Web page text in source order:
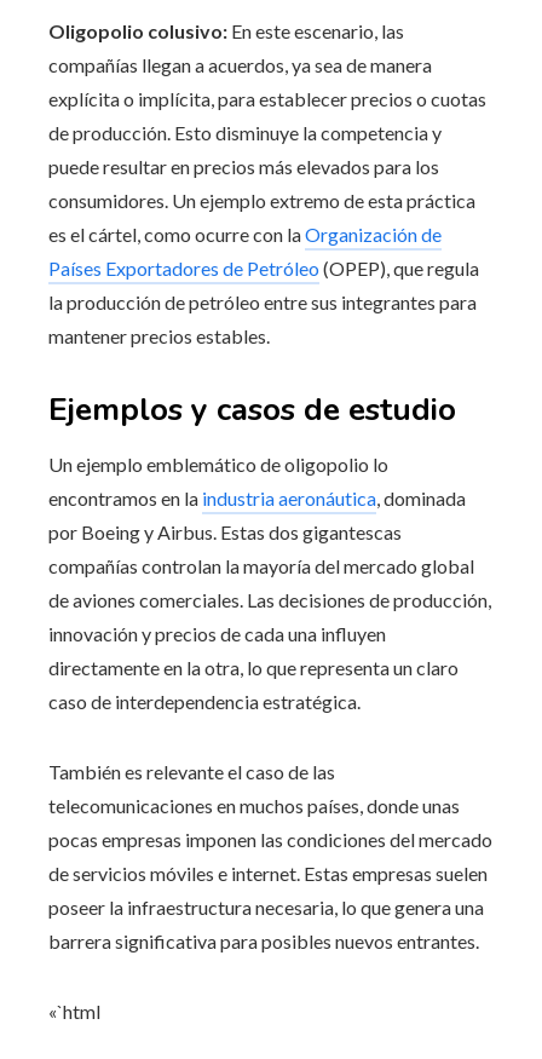
Oligopolio colusivo: En este escenario, las
compañías llegan a acuerdos, ya sea de manera
explícita o implícita, para establecer precios o cuotas
de producción. Esto disminuye la competencia y
puede resultar en precios más elevados para los
consumidores. Un ejemplo extremo de esta práctica
es el cártel, como ocurre con laOrganización de
Países Exportadores de Petróleo (OPEP), que regula
la producción de petróleo entre sus integrantes para
mantener precios estables.
Ejemplos y casos de estudio
Un ejemplo emblemático de oligopolio lo
encontramos en la industria aeronáutica, dominada
por Boeing y Airbus. Estas dos gigantescas
compañías controlan la mayoría del mercado global
de aviones comerciales. Las decisiones de producción,
innovación y precios de cada una influyen
directamente en la otra, lo que representa un claro
caso de interdependencia estratégica.
También es relevante el caso de las
telecomunicaciones en muchos países, donde unas
pocas empresas imponen las condiciones del mercado
de servicios móviles e internet. Estas empresas suelen
poseer la infraestructura necesaria, lo que genera una
barrera significativa para posibles nuevos entrantes.
«`html